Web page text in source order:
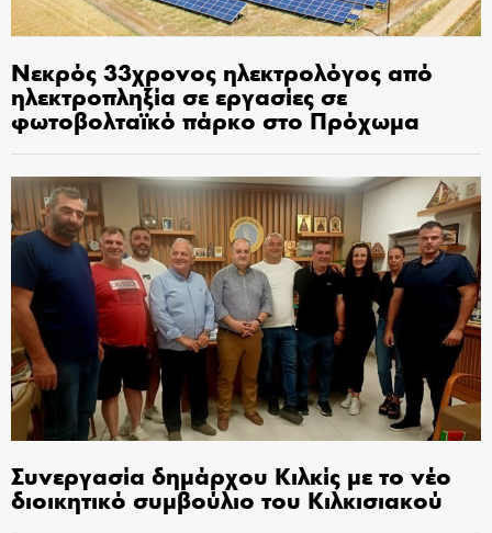
Νεκρός 33χρονος ηλεκτρολόγος από
ηλεκτροπληξία σε εργασίες σε
φωτοβολταϊκό πάρκο στο Πρόχωμα
Συνεργασία δημάρχου Κιλκίς με το νέο
διοικητικό συμβούλιο του Κιλκισιακού